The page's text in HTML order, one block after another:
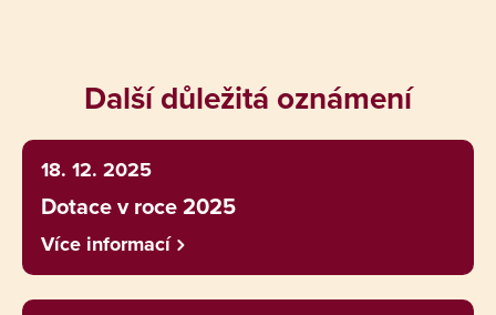
Další důležitá oznámení
18. 12. 2025
Dotace v roce 2025
Více informací